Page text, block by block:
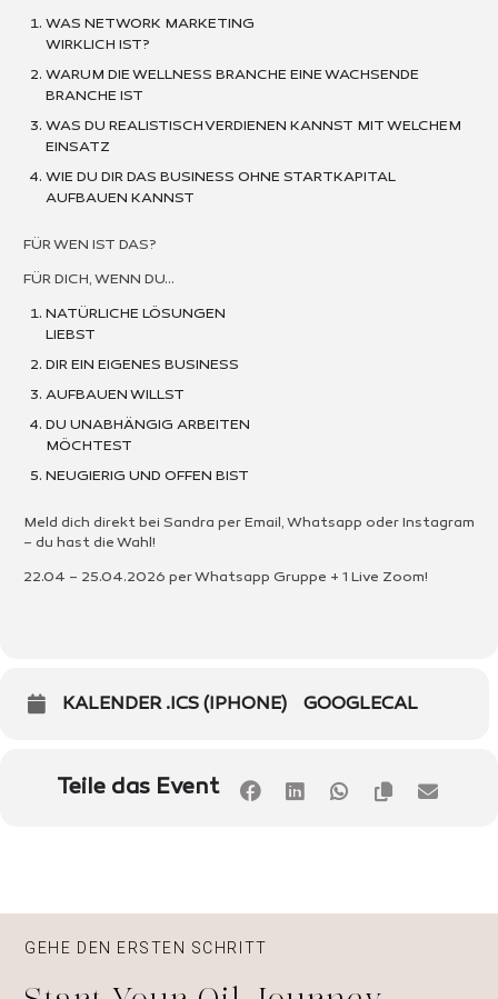
WAS NETWORK MARKETING
WIRKLICH IST?
WARUM DIE WELLNESS BRANCHE EINE WACHSENDE
BRANCHE IST
WAS DU REALISTISCH VERDIENEN KANNST MIT WELCHEM
EINSATZ
WIE DU DIR DAS BUSINESS OHNE STARTKAPITAL
AUFBAUEN KANNST
FÜR WEN IST DAS?
FÜR DICH, WENN DU…
NATÜRLICHE LÖSUNGEN
LIEBST
DIR EIN EIGENES BUSINESS
AUFBAUEN WILLST
DU UNABHÄNGIG ARBEITEN
MÖCHTEST
NEUGIERIG UND OFFEN BIST
Meld dich direkt bei Sandra per Email, Whatsapp oder Instagram
– du hast die Wahl!
22.04 – 25.04.2026 per Whatsapp Gruppe + 1 Live Zoom!
KALENDER .ICS (IPHONE) GOOGLECAL
Teile das Event
GEHE DEN ERSTEN SCHRITT